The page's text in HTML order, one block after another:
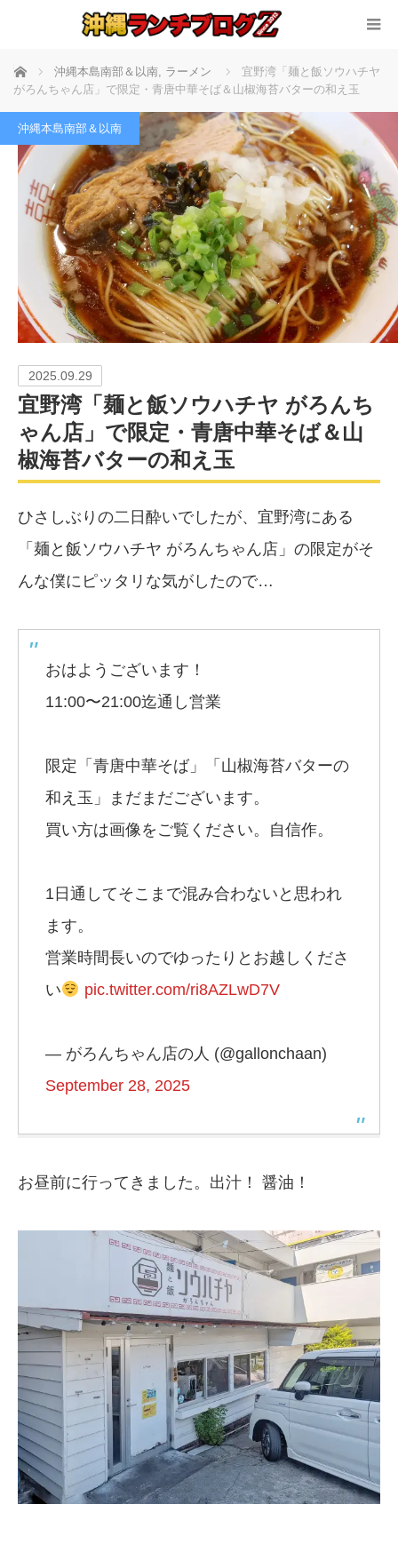
ホーム 沖縄本島南部＆以南, ラーメン
宜野湾「麺と飯ソウハチヤ
がろんちゃん店」で限定・青唐中華そば＆山椒海苔バターの和え玉
沖縄本島南部＆以南
2025.09.29
宜野湾「麺と飯ソウハチヤ がろんち
ゃん店」で限定・青唐中華そば＆山
椒海苔バターの和え玉
ひさしぶりの二日酔いでしたが、宜野湾にある
「麺と飯ソウハチヤ がろんちゃん店」の限定がそ
んな僕にピッタリな気がしたので…
おはようございます！
11:00〜21:00迄通し営業
限定「青唐中華そば」「山椒海苔バターの
和え玉」まだまだございます。
買い方は画像をご覧ください。自信作。
1日通してそこまで混み合わないと思われ
ます。
営業時間長いのでゆったりとお越しくださ
い
pic.twitter.com/ri8AZLwD7V
— がろんちゃん店の人 (@gallonchaan)
September 28, 2025
お昼前に行ってきました。出汁！ 醤油！